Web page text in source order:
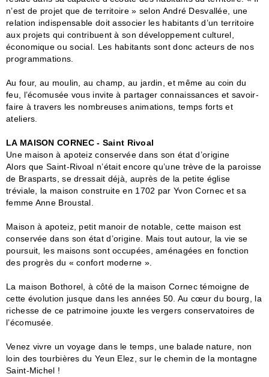
n’est de projet que de territoire » selon André Desvallée, une
relation indispensable doit associer les habitants d’un territoire
aux projets qui contribuent à son développement culturel,
économique ou social. Les habitants sont donc acteurs de nos
programmations.
Au four, au moulin, au champ, au jardin, et même au coin du
feu, l’écomusée vous invite à partager connaissances et savoir-
faire à travers les nombreuses animations, temps forts et
ateliers.
LA MAISON CORNEC - Saint Rivoal
Une maison à apoteiz conservée dans son état d’origine
Alors que Saint-Rivoal n’était encore qu’une trève de la paroisse
de Brasparts, se dressait déjà, auprès de la petite église
tréviale, la maison construite en 1702 par Yvon Cornec et sa
femme Anne Broustal.
Maison à apoteiz, petit manoir de notable, cette maison est
conservée dans son état d’origine. Mais tout autour, la vie se
poursuit, les maisons sont occupées, aménagées en fonction
des progrès du « confort moderne ».
La maison Bothorel, à côté de la maison Cornec témoigne de
cette évolution jusque dans les années 50. Au cœur du bourg, la
richesse de ce patrimoine jouxte les vergers conservatoires de
l’écomusée.
Venez vivre un voyage dans le temps, une balade nature, non
loin des tourbières du Yeun Elez, sur le chemin de la montagne
Saint-Michel !